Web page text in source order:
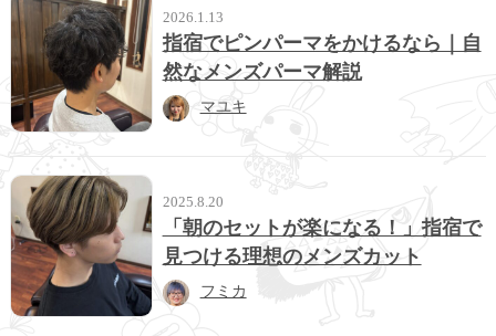
2026.1.13
指宿でピンパーマをかけるなら｜自
然なメンズパーマ解説
マユキ
2025.8.20
「朝のセットが楽になる！」指宿で
見つける理想のメンズカット
フミカ